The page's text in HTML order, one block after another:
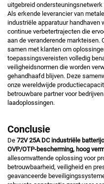
uitgebreid ondersteuningsnetwerk
Als erkende leverancier van
industriële apparatuur
continue verbetertrajecten die
aan de veranderende markteisen.
samen met klanten om
toepassingsvereisten volledig
veiligheidsnormen die worden
gehandhaafd blijven. Deze
onze wereldwijde
betrouwbare partner voor
laadoplossingen.
Conclusie
De 72V 25A DC industriële
OVP/OTP-bescherming, hoog
allesomvattende oplossing voor
betrouwbaarheid, veiligheid en
geavanceerde